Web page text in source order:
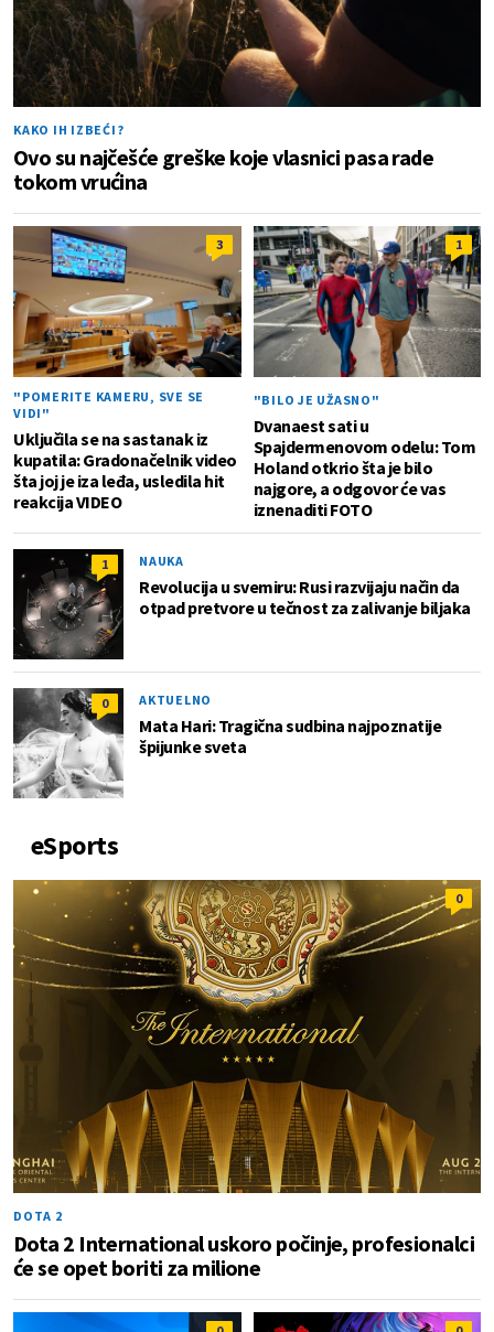
KAKO IH IZBEĆI?
Ovo su najčešće greške koje vlasnici pasa rade
tokom vrućina
3
"POMERITE KAMERU, SVE SE
VIDI"
Uključila se na sastanak iz
kupatila: Gradonačelnik video
šta joj je iza leđa, usledila hit
reakcija VIDEO
1
"BILO JE UŽASNO"
Dvanaest sati u
Spajdermenovom odelu: Tom
Holand otkrio šta je bilo
najgore, a odgovor će vas
iznenaditi FOTO
1 NAUKA
Revolucija u svemiru: Rusi razvijaju način da
otpad pretvore u tečnost za zalivanje biljaka
0 AKTUELNO
Mata Hari: Tragična sudbina najpoznatije
špijunke sveta
eSports
0
DOTA 2
Dota 2 International uskoro počinje, profesionalci
će se opet boriti za milione